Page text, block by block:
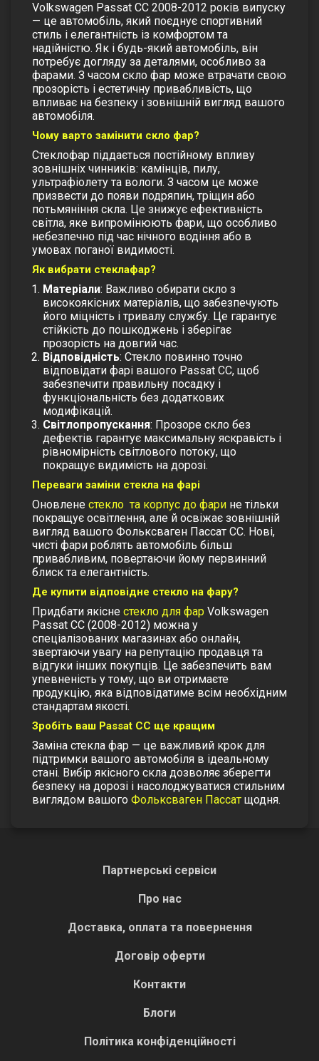
Volkswagen Passat CC 2008-2012 років випуску
— це автомобіль, який поєднує спортивний
стиль і елегантність із комфортом та
надійністю. Як і будь-який автомобіль, він
потребує догляду за деталями, особливо за
фарами. З часом скло фар може втрачати свою
прозорість і естетичну привабливість, що
впливає на безпеку і зовнішній вигляд вашого
автомобіля.
Чому варто замінити скло фар?
Стеклофар піддається постійному впливу
зовнішніх чинників: камінців, пилу,
ультрафіолету та вологи. З часом це може
призвести до появи подряпин, тріщин або
потьмяніння скла. Це знижує ефективність
світла, яке випромінюють фари, що особливо
небезпечно під час нічного водіння або в
умовах поганої видимості.
Як вибрати стеклафар?
Матеріали: Важливо обирати скло з
високоякісних матеріалів, що забезпечують
його міцність і тривалу службу. Це гарантує
стійкість до пошкоджень і зберігає
прозорість на довгий час.
Відповідність: Стекло повинно точно
відповідати фарі вашого Passat CC, щоб
забезпечити правильну посадку і
функціональність без додаткових
модифікацій.
Світлопропускання: Прозоре скло без
дефектів гарантує максимальну яскравість і
рівномірність світлового потоку, що
покращує видимість на дорозі.
Переваги заміни стекла на фарі
Оновлене стекло та корпус до фари не тільки
покращує освітлення, але й освіжає зовнішній
вигляд вашого Фольксваген Пассат СС. Нові,
чисті фари роблять автомобіль більш
привабливим, повертаючи йому первинний
блиск та елегантність.
Де купити відповідне стекло на фару?
Придбати якісне стекло для фар Volkswagen
Passat CC (2008-2012) можна у
спеціалізованих магазинах або онлайн,
звертаючи увагу на репутацію продавця та
відгуки інших покупців. Це забезпечить вам
упевненість у тому, що ви отримаєте
продукцію, яка відповідатиме всім необхідним
стандартам якості.
Зробіть ваш Passat CC ще кращим
Заміна стекла фар — це важливий крок для
підтримки вашого автомобіля в ідеальному
стані. Вибір якісного скла дозволяє зберегти
безпеку на дорозі і насолоджуватися стильним
виглядом вашого Фольксваген Пассат щодня.
Партнерські сервіси
Про нас
Доставка, оплата та повернення
Договір оферти
Контакти
Блоги
Політика конфіденційності